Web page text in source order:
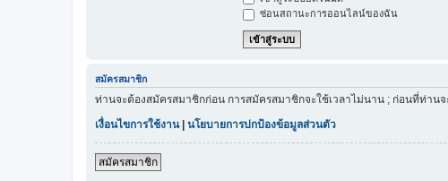
ซ่อนสถานะการออนไลน์ของฉัน
สมัครสมาชิก
ท่านจะต้องสมัครสมาชิกก่อน การสมัครสมาชิกจะใช้เวลาไม่นาน ; ก่อนที่ท่า
เงื่อนไขการใช้งาน| นโยบายการปกป้องข้อมูลส่วนตัว
สมัครสมาชิก